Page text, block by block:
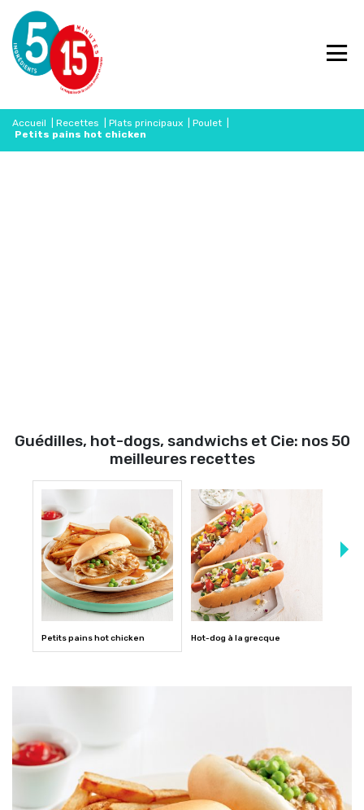
Accueil Recettes Plats principaux Poulet
Petits pains hot chicken
Guédilles, hot-dogs, sandwichs et Cie: nos 50
meilleures recettes
Petits pains hot chicken Hot-dog à la grecque